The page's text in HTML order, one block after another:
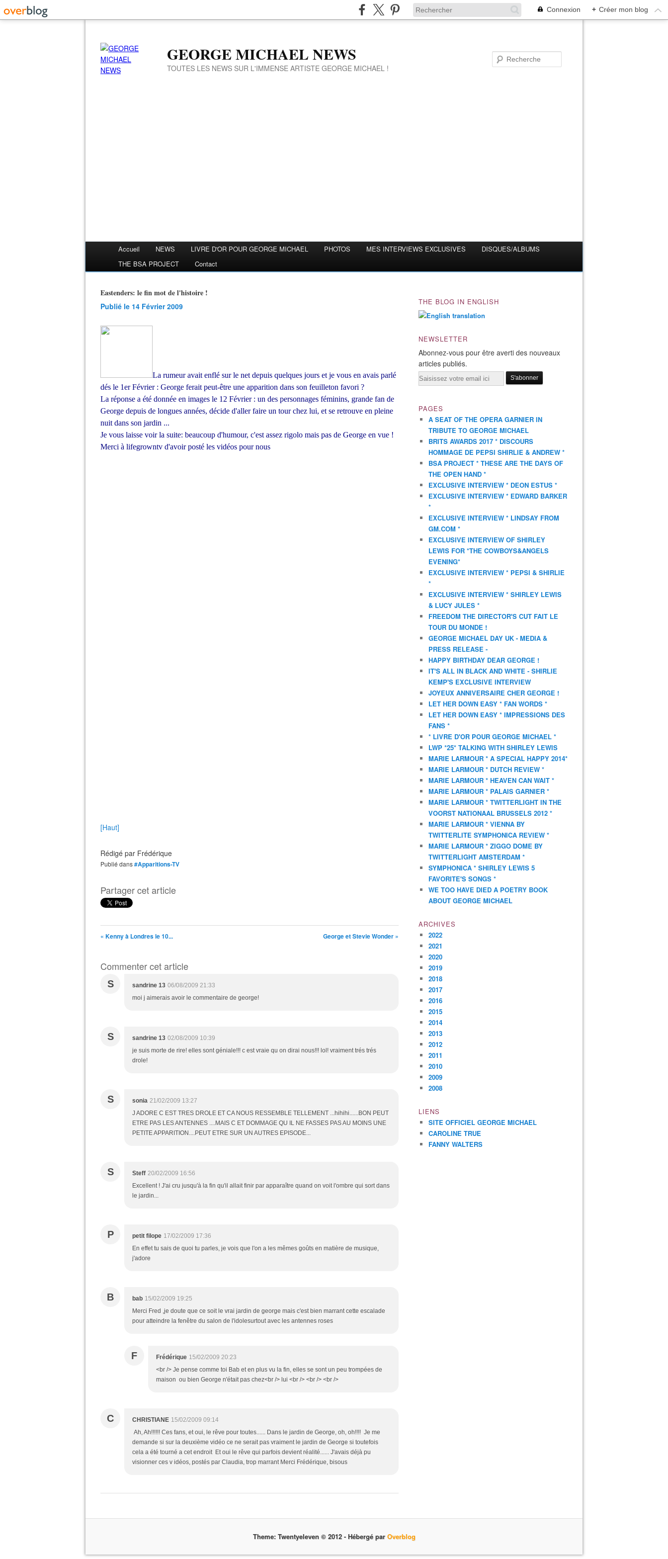
Connexion + Créer mon blog
GEORGE MICHAEL NEWS
TOUTES LES NEWS SUR L'IMMENSE ARTISTE GEORGE MICHAEL !
Accueil NEWS LIVRE D'OR POUR GEORGE MICHAEL PHOTOS MES INTERVIEWS EXCLUSIVES
DISQUES/ALBUMS
THE BSA PROJECT
Contact
Eastenders: le fin mot de l'histoire !
Publié le 14 Février 2009
La rumeur avait enflé sur le net depuis quelques jours et je vous en avais parlé
dés le 1er Février : George ferait peut-être une apparition dans son feuilleton favori ?
La réponse a été donnée en images le 12 Février : un des personnages féminins, grande fan de
George depuis de longues années, décide d'aller faire un tour chez lui, et se retrouve en pleine
nuit dans son jardin ...
Je vous laisse voir la suite: beaucoup d'humour, c'est assez rigolo mais pas de George en vue !
Merci à lifegrowntv d'avoir posté les vidéos pour nous
[Haut]
Rédigé par Frédérique
Publié dans#Apparitions-TV
Partager cet article
« Kenny à Londres le 10... George et Stevie Wonder »
Commenter cet article
S sandrine 13 06/08/2009 21:33
moi j aimerais avoir le commentaire de george!
S sandrine 13 02/08/2009 10:39
je suis morte de rire! elles sont géniale!!! c est vraie qu on dirai nous!!! lol! vraiment trés trés
drole!
S sonia 21/02/2009 13:27
J ADORE C EST TRES DROLE ET CA NOUS RESSEMBLE TELLEMENT ...hihihi......BON PEUT
ETRE PAS LES ANTENNES ....MAIS C ET DOMMAGE QU IL NE FASSES PAS AU MOINS UNE
PETITE APPARITION....PEUT ETRE SUR UN AUTRES EPISODE...
S Steff 20/02/2009 16:56
Excellent ! J'ai cru jusqu'à la fin qu'il allait finir par apparaître quand on voit l'ombre qui sort dans
le jardin...
P petit filope 17/02/2009 17:36
En effet tu sais de quoi tu parles, je vois que l'on a les mêmes goûts en matière de musique,
j'adore
B bab 15/02/2009 19:25
Merci Fred ,je doute que ce soit le vrai jardin de george mais c'est bien marrant cette escalade
pour atteindre la fenêtre du salon de l'idolesurtout avec les antennes roses
F Frédérique 15/02/2009 20:23
<br /> Je pense comme toi Bab et en plus vu la fin, elles se sont un peu trompées de
maison ou bien George n'était pas chez<br /> lui <br /> <br /> <br />
C CHRISTIANE 15/02/2009 09:14
Ah, Ah!!!!!! Ces fans, et oui, le rêve pour toutes...... Dans le jardin de George, oh, oh!!!! Je me
demande si sur la deuxième vidéo ce ne serait pas vraiment le jardin de George si toutefois
cela a été tourné a cet endroit Et oui le rêve qui parfois devient réalité...... J'avais déjà pu
visionner ces v idéos, postés par Claudia, trop marrant Merci Frédérique, bisous
THE BLOG IN ENGLISH
NEWSLETTER
Abonnez-vous pour être averti des nouveaux
articles publiés.
Email
PAGES
A SEAT OF THE OPERA GARNIER IN
TRIBUTE TO GEORGE MICHAEL
BRITS AWARDS 2017 * DISCOURS
HOMMAGE DE PEPSI SHIRLIE & ANDREW *
BSA PROJECT * THESE ARE THE DAYS OF
THE OPEN HAND *
EXCLUSIVE INTERVIEW * DEON ESTUS *
EXCLUSIVE INTERVIEW * EDWARD BARKER
*
EXCLUSIVE INTERVIEW * LINDSAY FROM
GM.COM *
EXCLUSIVE INTERVIEW OF SHIRLEY
LEWIS FOR *THE COWBOYS&ANGELS
EVENING*
EXCLUSIVE INTERVIEW * PEPSI & SHIRLIE
*
EXCLUSIVE INTERVIEW * SHIRLEY LEWIS
& LUCY JULES *
FREEDOM THE DIRECTOR'S CUT FAIT LE
TOUR DU MONDE !
GEORGE MICHAEL DAY UK - MEDIA &
PRESS RELEASE -
HAPPY BIRTHDAY DEAR GEORGE !
IT'S ALL IN BLACK AND WHITE - SHIRLIE
KEMP'S EXCLUSIVE INTERVIEW
JOYEUX ANNIVERSAIRE CHER GEORGE !
LET HER DOWN EASY * FAN WORDS *
LET HER DOWN EASY * IMPRESSIONS DES
FANS *
* LIVRE D'OR POUR GEORGE MICHAEL *
LWP *25* TALKING WITH SHIRLEY LEWIS
MARIE LARMOUR * A SPECIAL HAPPY 2014*
MARIE LARMOUR * DUTCH REVIEW *
MARIE LARMOUR * HEAVEN CAN WAIT *
MARIE LARMOUR * PALAIS GARNIER *
MARIE LARMOUR * TWITTERLIGHT IN THE
VOORST NATIONAAL BRUSSELS 2012 *
MARIE LARMOUR * VIENNA BY
TWITTERLITE SYMPHONICA REVIEW *
MARIE LARMOUR * ZIGGO DOME BY
TWITTERLIGHT AMSTERDAM *
SYMPHONICA * SHIRLEY LEWIS 5
FAVORITE'S SONGS *
WE TOO HAVE DIED A POETRY BOOK
ABOUT GEORGE MICHAEL
ARCHIVES
2022
2021
2020
2019
2018
2017
2016
2015
2014
2013
2012
2011
2010
2009
2008
LIENS
SITE OFFICIEL GEORGE MICHAEL
CAROLINE TRUE
FANNY WALTERS
Theme: Twentyeleven © 2012 - Hébergé par Overblog